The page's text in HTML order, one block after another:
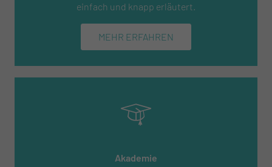
einfach und knapp erläutert.
MEHR ERFAHREN
Akademie